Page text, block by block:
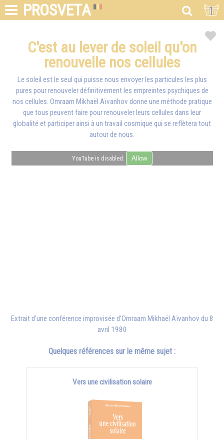
PROSVETA 1
C'est au lever de soleil qu'on
renouvelle nos cellules
Le soleil est le seul qui puisse nous envoyer les particules les plus
pures pour renouveler définitivement les empreintes psychiques de
nos cellules. Omraam Mikhaël Aïvanhov donne une méthode pratique
que tous peuvent faire pour renouveler leurs cellules dans leur
globalité et participer ainsi à un travail cosmique qui se reflètera tout
autour de nous.
YouTube is disabled. Allow
Extrait d'une conférence improvisée d'Omraam Mikhaël Aïvanhov du 8
avril 1980
Quelques références sur le même sujet :
Vers une civilisation solaire